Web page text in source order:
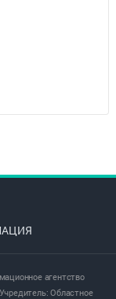
агентство
Областное